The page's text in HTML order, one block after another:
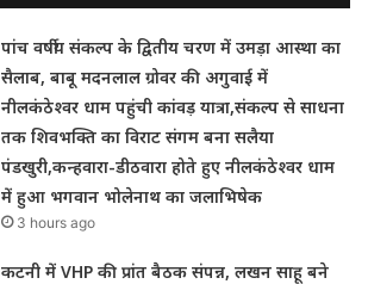
पांच वर्षीय संकल्प के द्वितीय चरण में उमड़ा आस्था का
सैलाब, बाबू मदनलाल ग्रोवर की अगुवाई में
नीलकंठेश्वर धाम पहुंची कांवड़ यात्रा,संकल्प से साधना
तक शिवभक्ति का विराट संगम बना सलैया
पंडखुरी,कन्हवारा-डीठवारा होते हुए नीलकंठेश्वर धाम
में हुआ भगवान भोलेनाथ का जलाभिषेक
3 hours ago
कटनी में VHP की प्रांत बैठक संपन्न, लखन साहू बने